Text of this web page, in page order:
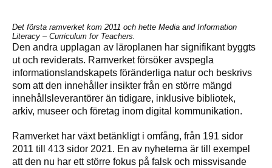
Det första ramverket kom 2011 och hette Media and Information
Literacy – Curriculum for Teachers.
Den andra upplagan av läroplanen har signifikant byggts
ut och reviderats. Ramverket försöker avspegla
informationslandskapets föränderliga natur och beskrivs
som att den innehåller insikter från en större mängd
innehållsleverantörer än tidigare, inklusive bibliotek,
arkiv, museer och företag inom digital kommunikation.
Ramverket har växt betänkligt i omfång, från 191 sidor
2011 till 413 sidor 2021. En av nyheterna är till exempel
att den nu har ett större fokus på falsk och missvisande